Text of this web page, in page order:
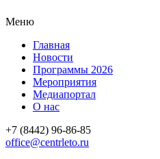
Меню
Главная
Новости
Программы 2026
Мероприятия
Медиапортал
О нас
+7 (8442) 96-86-85
office@centrleto.ru